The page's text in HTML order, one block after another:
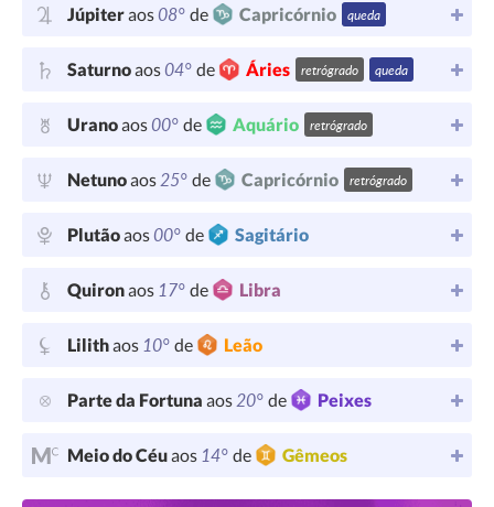
Júpiteraos08° de Capricórnio queda
Saturnoaos04° de Áries retrógrado queda
Uranoaos00° de Aquário retrógrado
Netunoaos25° de Capricórnio retrógrado
Plutãoaos00° de Sagitário
Quironaos 17° de Libra
Lilithaos 10° de Leão
Parte da Fortuna aos20° de Peixes
Meio do Céuaos 14° de Gêmeos